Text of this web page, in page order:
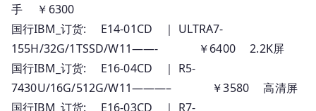
手 ￥6300
国行IBM_订货: E14-01CD ｜ ULTRA7-
155H/32G/1TSSD/W11——- ￥6400 2.2K屏
国行IBM_订货: E16-04CD ｜ R5-
7430U/16G/512G/W11———– ￥3580 高清屏
国行IBM_订货: E16-03CD ｜ R7-